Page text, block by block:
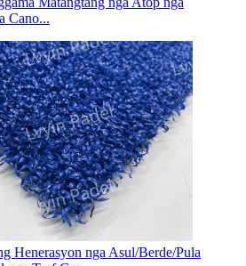
Cano...
Henerasyon nga Asul/Berde/Pula